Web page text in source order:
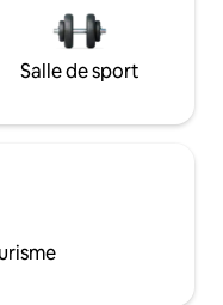
Salle de sport